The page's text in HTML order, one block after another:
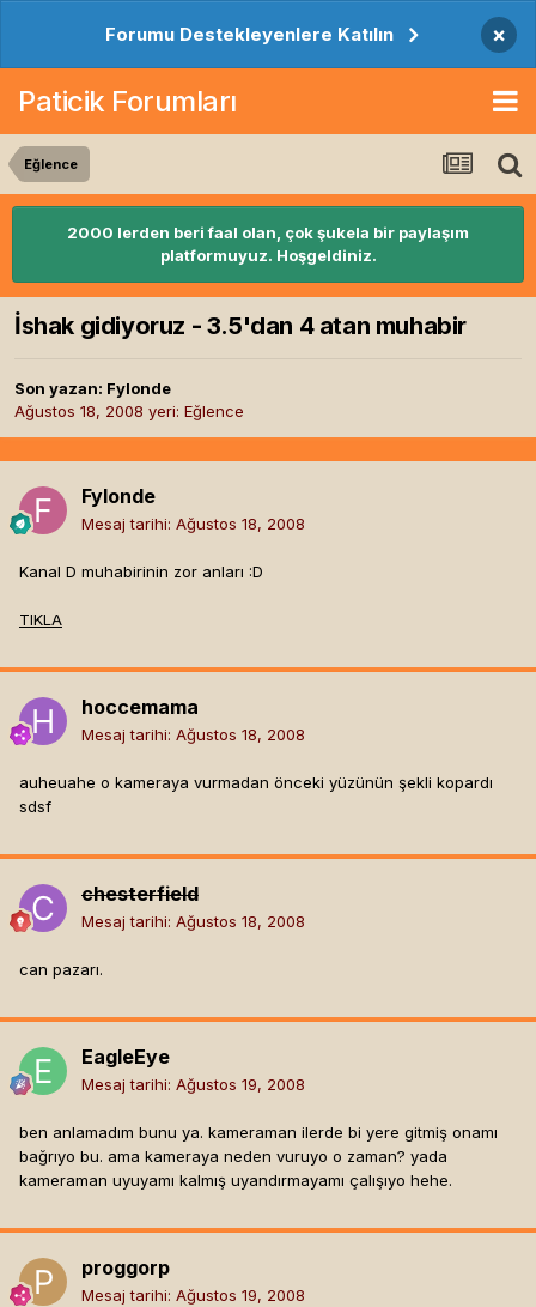
Forumu Destekleyenlere Katılın ×
Paticik Forumları
Eğlence
2000 lerden beri faal olan, çok şukela bir paylaşım
platformuyuz. Hoşgeldiniz.
İshak gidiyoruz - 3.5'dan 4 atan muhabir
Son yazan: Fylonde
Ağustos 18, 2008 yeri: Eğlence
Fylonde
Mesaj tarihi: Ağustos 18, 2008
Kanal D muhabirinin zor anları :D
TIKLA
hoccemama
Mesaj tarihi: Ağustos 18, 2008
auheuahe o kameraya vurmadan önceki yüzünün şekli kopardı
sdsf
chesterfield
Mesaj tarihi: Ağustos 18, 2008
can pazarı.
EagleEye
Mesaj tarihi: Ağustos 19, 2008
ben anlamadım bunu ya. kameraman ilerde bi yere gitmiş onamı
bağrıyo bu. ama kameraya neden vuruyo o zaman? yada
kameraman uyuyamı kalmış uyandırmayamı çalışıyo hehe.
proggorp
Mesaj tarihi: Ağustos 19, 2008